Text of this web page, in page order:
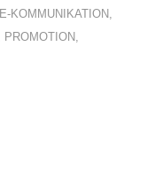
KOMMUNIKATION,
PROMOTION,